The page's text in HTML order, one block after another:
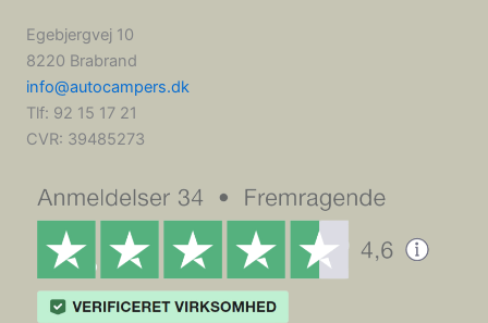
Egebjergvej 10
8220 Brabrand
info@autocampers.dk
Tlf: 92 15 17 21
CVR: 39485273